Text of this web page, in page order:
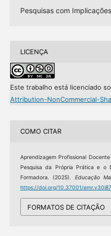
Pesquisas com
LICENÇA
Este trabalho está licenciado
Attribution-NonCommercial-
COMO CITAR
Aprendizagem Profissional
Pesquisa da Própria Prática e o
Formadora. (2025). Educação
https://doi.org/10.37001/
FORMATOS DE CITAÇÃO